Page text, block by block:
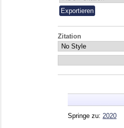
Zitation
Springe zu: 2020